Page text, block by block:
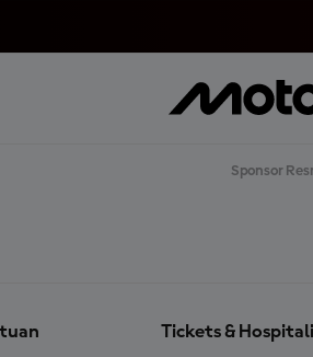
Sponsor
Tickets &